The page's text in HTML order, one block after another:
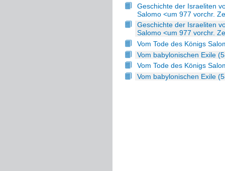
Geschichte der Israeliten
Salomo <um 977 vorchr.
Geschichte der Israeliten
Salomo <um 977 vorchr.
Vom Tode des Königs
Vom babylonischen Exile
Vom Tode des Königs
Vom babylonischen Exile